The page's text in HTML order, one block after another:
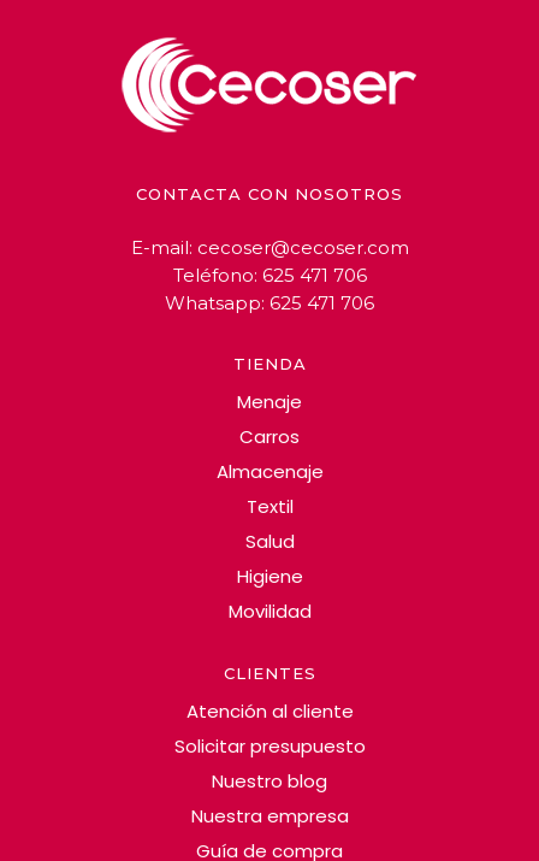
CONTACTA CON NOSOTROS
E-mail: cecoser@cecoser.com
Teléfono: 625 471 706
Whatsapp: 625 471 706
TIENDA
Menaje
Carros
Almacenaje
Textil
Salud
Higiene
Movilidad
CLIENTES
Atención al cliente
Solicitar presupuesto
Nuestro blog
Nuestra empresa
Guía de compra